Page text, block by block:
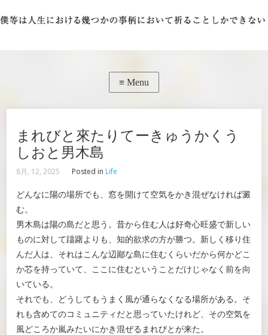
まれびと來たりてーきゅうかくう
しおと男木島
8月, 12, 2025 Posted in Life
どんなに陽の場所でも、窓を開けて空気をかき混ぜなければ澱
む。
男木島は陽の島だと思う。昔から住む人は好奇心旺盛で新しい
ものに対して躊躇よりも、知的欲求の方が勝つ。新しく移り住
んだ人は、それはこんな辺鄙な島に住むくらいだから何かどこ
か芯を持っていて、ここに住むということだけじゃなく前を向
いている。
それでも、どうしてもうまく風が通らなくなる場所がある。そ
れも含めてのコミュニティだと思っていたけれど、その空気を
風どころか嵐みたいにかき混ぜるまれびとが来た。